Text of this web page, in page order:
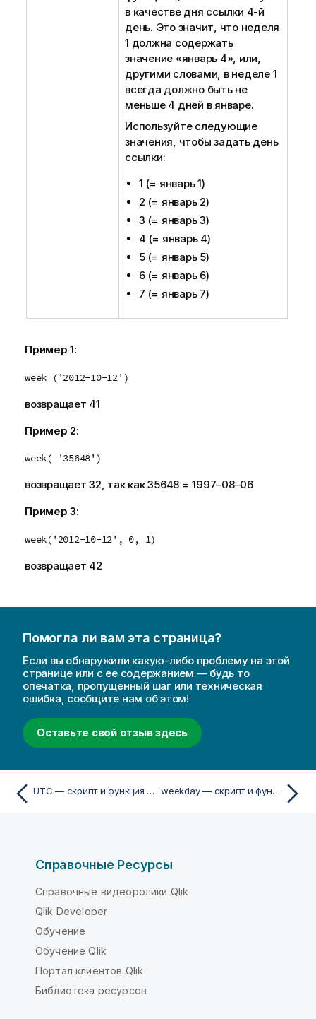
в качестве дня ссылки 4-й
день. Это значит, что неделя
1 должна содержать
значение «январь 4», или,
другими словами, в неделе 1
всегда должно быть не
меньше 4 дней в январе.
Используйте следующие
значения, чтобы задать день
ссылки:
1 (= январь 1)
2 (= январь 2)
3 (= январь 3)
4 (= январь 4)
5 (= январь 5)
6 (= январь 6)
7 (= январь 7)
Пример 1:
week ('2012-10-12')
возвращает 41
Пример 2:
week( '35648')
возвращает 32, так как 35648 = 1997–08–06
Пример 3:
week('2012-10-12', 0, 1)
возвращает 42
Помогла ли вам эта страница?
Если вы обнаружили какую-либо проблему на этой
странице или с ее содержанием — будь то
опечатка, пропущенный шаг или техническая
ошибка, сообщите нам об этом!
Оставьте свой отзыв здесь
UTC — скрипт и функция диаграммы weekday — скрипт и функция диаграммы
Справочные Ресурсы
Справочные видеоролики Qlik
Qlik Developer
Обучение
Обучение Qlik
Портал клиентов Qlik
Библиотека ресурсов